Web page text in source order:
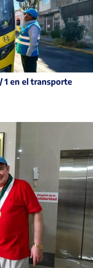
1 en el transporte